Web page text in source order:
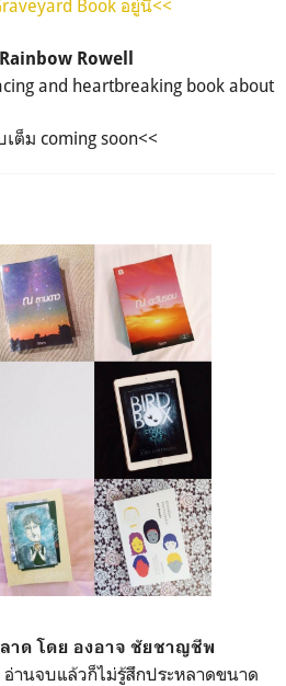
Book อยู่นี่<<
Rowell
and heartbreaking book about
ต็ม coming soon<<
าด โดย องอาจ ชัยชาญชีพ
านจบแล้วก็ไม่รู้สึกประหลาดขนาด